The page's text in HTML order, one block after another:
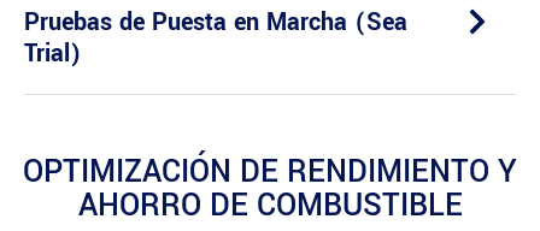
Pruebas de Puesta en Marcha (Sea
Trial)
OPTIMIZACIÓN DE RENDIMIENTO Y
AHORRO DE COMBUSTIBLE